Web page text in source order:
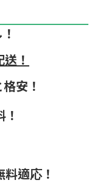
！
安！
適応！